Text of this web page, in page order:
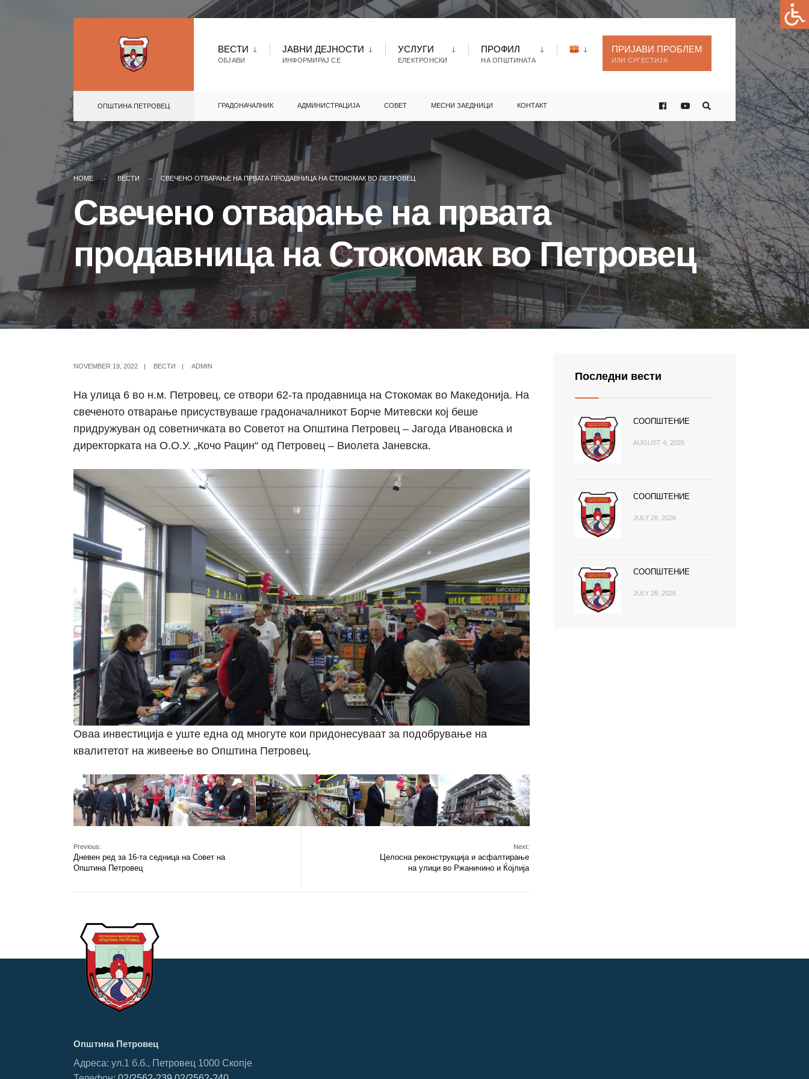
ВЕСТИ
ОБЈАВИ
ЈАВНИ ДЕЈНОСТИ
ИНФОРМИРАЈ СЕ
УСЛУГИ
ЕЛЕКТРОНСКИ
ПРОФИЛ
НА ОПШТИНАТА
ПРИЈАВИ ПРОБЛЕМ
ИЛИ СУГЕСТИЈА
ОПШТИНА ПЕТРОВЕЦ ГРАДОНАЧАЛНИК АДМИНИСТРАЦИЈА СОВЕТ МЕСНИ ЗАЕДНИЦИ КОНТАКТ
HOME ВЕСТИ СВЕЧЕНО ОТВАРАЊЕ НА ПРВАТА ПРОДАВНИЦА НА СТОКОМАК ВО ПЕТРОВЕЦ
Свечено отварање на првата
продавница на Стокомак во Петровец
NOVEMBER 19, 2022 | ВЕСТИ | ADMIN
На улица 6 во н.м. Петровец, се отвори 62-та продавница на Стокомак во Македонија. На
свеченото отварање присуствуваше градоначалникот Борче Митевски кој беше
придружуван од советничката во Советот на Општина Петровец – Јагода Ивановска и
директорката на О.О.У. „Кочо Рацин“ од Петровец – Виолета Јаневска.
Оваа инвестиција е уште една од многуте кои придонесуваат за подобрување на
квалитетот на живеење во Општина Петровец.
Previous:
Дневен ред за 16-та седница на Совет на
Општина Петровец
Next:
Целосна реконструкција и асфалтирање
на улици во Ржаничино и Ќојлија
Последни вести
СООПШТЕНИЕ
AUGUST 4, 2026
СООПШТЕНИЕ
JULY 28, 2026
СООПШТЕНИЕ
JULY 28, 2026
Општина Петровец
Адреса: ул.1 б.б., Петровец 1000 Скопје